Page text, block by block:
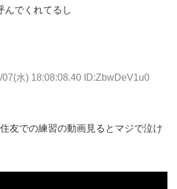
んでくれてるし
07(水) 18:08:08.40 ID:ZbwDeV1u0
友での練習の動画見るとマジで泣け